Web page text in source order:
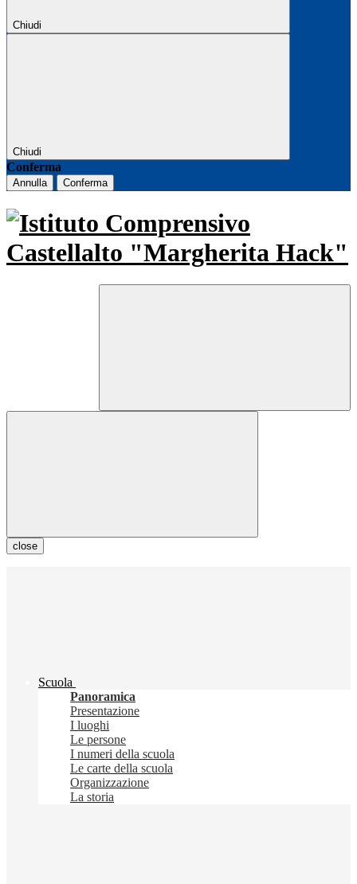
Chiudi
Chiudi
Conferma
Annulla Conferma
close
Scuola
Panoramica
Presentazione
I luoghi
Le persone
I numeri della scuola
Le carte della scuola
Organizzazione
La storia